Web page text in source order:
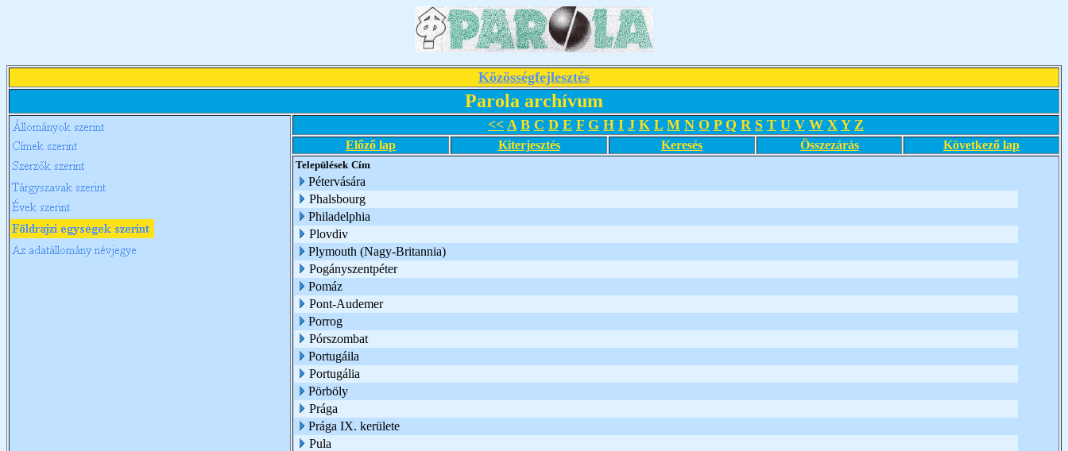
Közösségfejlesztés
Parola archívum
<< A B C D E F G H I J K L M N O P Q R S T U V W X Y Z
Előző lap Kiterjesztés Keresés Összezárás Következő lap
Települések Cím
Pétervására
Phalsbourg
Philadelphia
Plovdiv
Plymouth (Nagy-Britannia)
Pogányszentpéter
Pomáz
Pont-Audemer
Porrog
Pórszombat
Portugáila
Portugália
Pörböly
Prága
Prága IX. kerülete
Pula